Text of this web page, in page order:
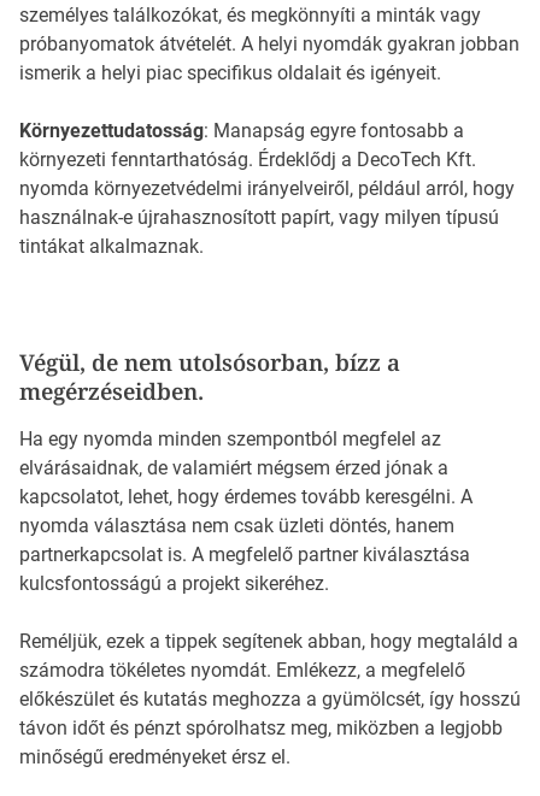
személyes találkozókat, és megkönnyíti a minták vagy
próbanyomatok átvételét. A helyi nyomdák gyakran jobban
ismerik a helyi piac specifikus oldalait és igényeit.
Környezettudatosság: Manapság egyre fontosabb a
környezeti fenntarthatóság. Érdeklődj a DecoTech Kft.
nyomda környezetvédelmi irányelveiről, például arról, hogy
használnak-e újrahasznosított papírt, vagy milyen típusú
tintákat alkalmaznak.
Végül, de nem utolsósorban, bízz a
megérzéseidben.
Ha egy nyomda minden szempontból megfelel az
elvárásaidnak, de valamiért mégsem érzed jónak a
kapcsolatot, lehet, hogy érdemes tovább keresgélni. A
nyomda választása nem csak üzleti döntés, hanem
partnerkapcsolat is. A megfelelő partner kiválasztása
kulcsfontosságú a projekt sikeréhez.
Reméljük, ezek a tippek segítenek abban, hogy megtaláld a
számodra tökéletes nyomdát. Emlékezz, a megfelelő
előkészület és kutatás meghozza a gyümölcsét, így hosszú
távon időt és pénzt spórolhatsz meg, miközben a legjobb
minőségű eredményeket érsz el.